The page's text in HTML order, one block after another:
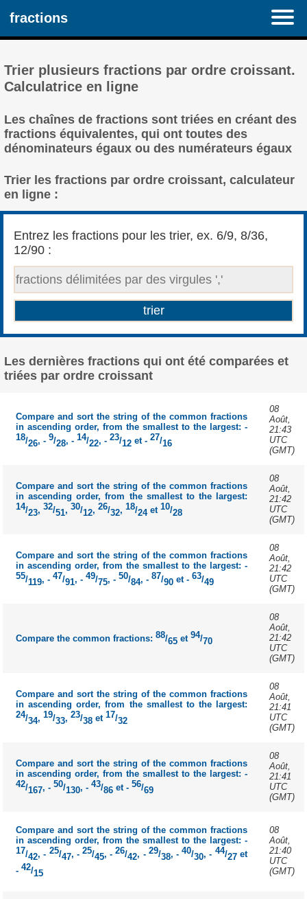
fractions
Trier plusieurs fractions par ordre croissant.
Calculatrice en ligne
Les chaînes de fractions sont triées en créant des
fractions équivalentes, qui ont toutes des
dénominateurs égaux ou des numérateurs égaux
Trier les fractions par ordre croissant, calculateur
en ligne :
Entrez les fractions pour les trier, ex. 6/9, 8/36,
12/90 :
Les dernières fractions qui ont été comparées et
triées par ordre croissant
Compare and sort the string of the common fractions
in ascending order, from the smallest to the largest: -
18/26, -9/28, -14/22, -23/12 et -27/16
08
Août,
21:43
UTC
(GMT)
Compare and sort the string of the common fractions
in ascending order, from the smallest to the largest:
14/23,32/51,30/12,26/32,18/24 et10/28
08
Août,
21:42
UTC
(GMT)
Compare and sort the string of the common fractions
in ascending order, from the smallest to the largest: -
55/119, -47/91, -49/75, -50/84, -87/90 et -63/49
08
Août,
21:42
UTC
(GMT)
Compare the common fractions:88/65 et94/70
08
Août,
21:42
UTC
(GMT)
Compare and sort the string of the common fractions
in ascending order, from the smallest to the largest:
24/34,19/33,23/38 et17/32
08
Août,
21:41
UTC
(GMT)
Compare and sort the string of the common fractions
in ascending order, from the smallest to the largest: -
42/167, -50/130, -43/86 et -56/69
08
Août,
21:41
UTC
(GMT)
Compare and sort the string of the common fractions
in ascending order, from the smallest to the largest: -
17/42, - 25/47, - 25/45, -26/42, - 29/38, -40/30, - 44/27et
-42/15
08
Août,
21:40
UTC
(GMT)